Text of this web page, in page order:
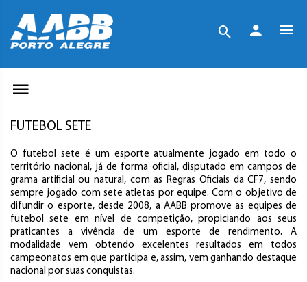
FUTEBOL SETE
O futebol sete é um esporte atualmente jogado em todo o
território nacional, já de forma oficial, disputado em campos de
grama artificial ou natural, com as Regras Oficiais da CF7, sendo
sempre jogado com sete atletas por equipe. Com o objetivo de
difundir o esporte, desde 2008, a AABB promove as equipes de
futebol sete em nível de competição, propiciando aos seus
praticantes a vivência de um esporte de rendimento. A
modalidade vem obtendo excelentes resultados em todos
campeonatos em que participa e, assim, vem ganhando destaque
nacional por suas conquistas.